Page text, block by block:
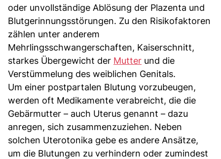
oder unvollständige Ablösung der Plazenta und
Blutgerinnungsstörungen. Zu den Risikofaktoren
zählen unter anderem
Mehrlingsschwangerschaften, Kaiserschnitt,
starkes Übergewicht der Mutter und die
Verstümmelung des weiblichen Genitals.
Um einer postpartalen Blutung vorzubeugen,
werden oft Medikamente verabreicht, die die
Gebärmutter – auch Uterus genannt – dazu
anregen, sich zusammenzuziehen. Neben
solchen Uterotonika gebe es andere Ansätze,
um die Blutungen zu verhindern oder zumindest